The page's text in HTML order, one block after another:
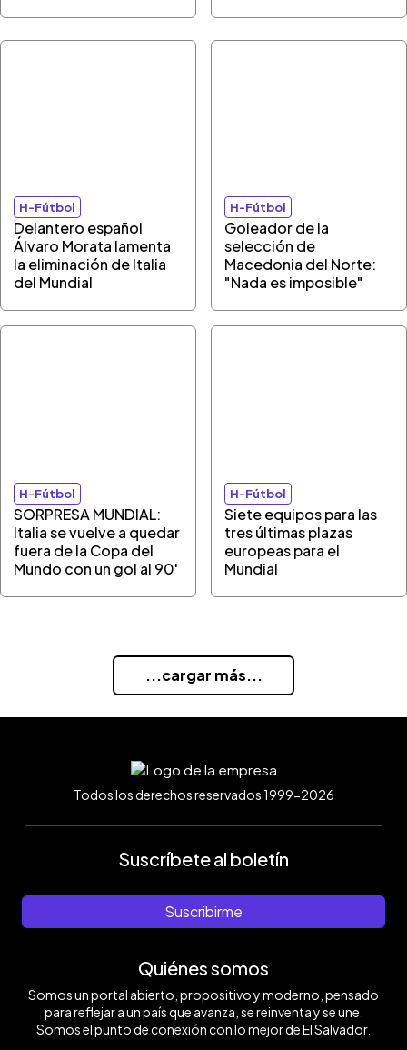
H-Fútbol
Delantero español
Álvaro Morata lamenta
la eliminación de Italia
del Mundial
H-Fútbol
Goleador de la
selección de
Macedonia del Norte:
"Nada es imposible"
H-Fútbol
SORPRESA MUNDIAL:
Italia se vuelve a quedar
fuera de la Copa del
Mundo con un gol al 90'
H-Fútbol
Siete equipos para las
tres últimas plazas
europeas para el
Mundial
...cargar más...
Todos los derechos reservados 1999-2026
Suscríbete al boletín
Suscribirme
Quiénes somos
Somos un portal abierto, propositivo y moderno, pensado
para reflejar a un país que avanza, se reinventa y se une.
Somos el punto de conexión con lo mejor de El Salvador.